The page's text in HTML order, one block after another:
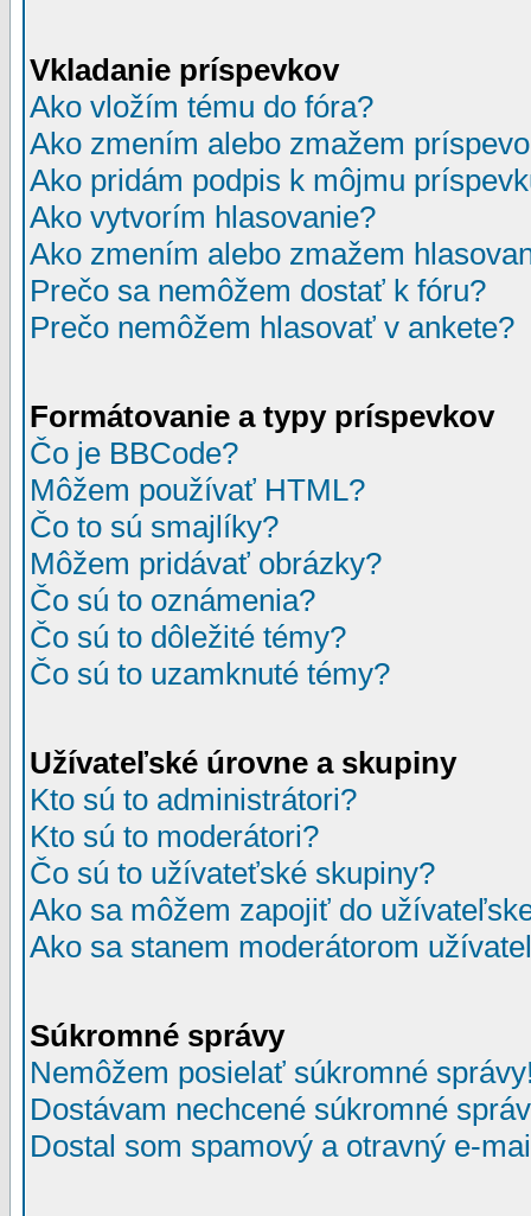
Vkladanie príspevkov
Ako vložím tému do fóra?
Ako zmením alebo zmažem
Ako pridám podpis k môjmu
Ako vytvorím hlasovanie?
Ako zmením alebo zmažem
Prečo sa nemôžem dostať k fóru?
Prečo nemôžem hlasovať v ankete?
Formátovanie a typy príspevkov
Čo je BBCode?
Môžem používať HTML?
Čo to sú smajlíky?
Môžem pridávať obrázky?
Čo sú to oznámenia?
Čo sú to dôležité témy?
Čo sú to uzamknuté témy?
Užívateľské úrovne a skupiny
Kto sú to administrátori?
Kto sú to moderátori?
Čo sú to užívateťské skupiny?
Ako sa môžem zapojiť do
Ako sa stanem moderátorom
Súkromné správy
Nemôžem posielať súkromné
Dostávam nechcené súkromné
Dostal som spamový a otravný e-